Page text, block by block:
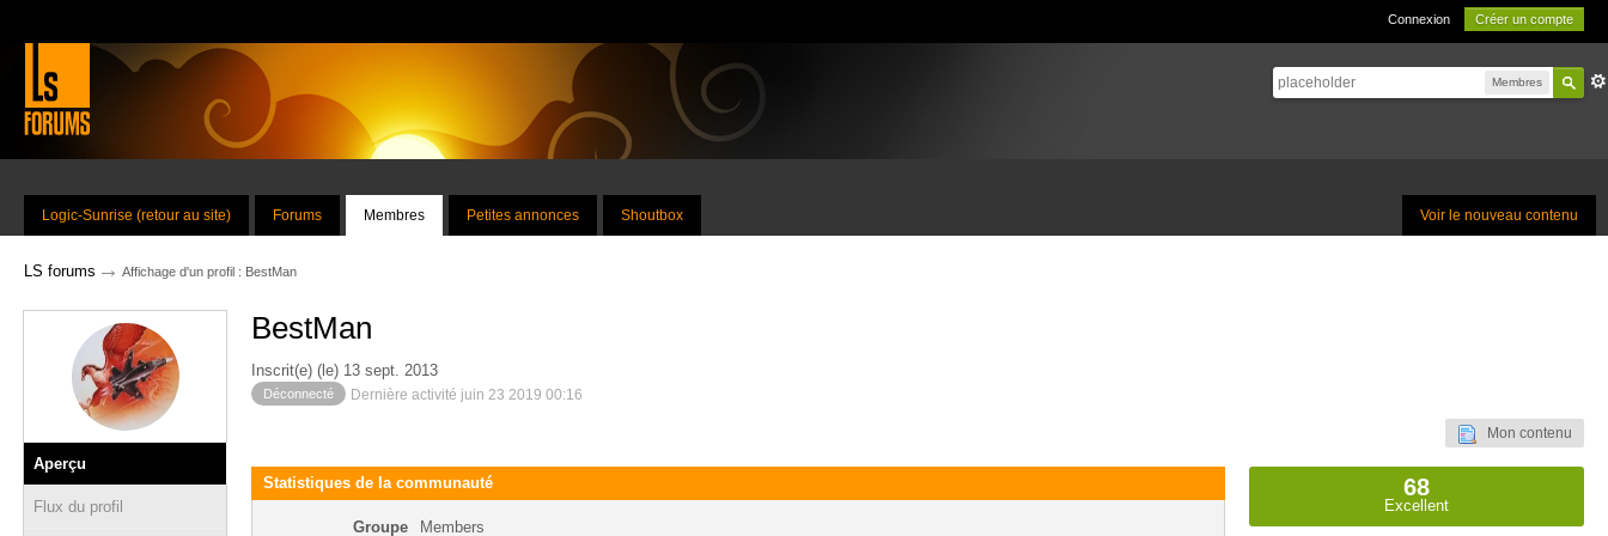
Connexion Créer un compte
Membres
Voir le nouveau contenu
Logic-Sunrise (retour au site) Forums Membres Petites annonces Shoutbox
LS forums → Affichage d'un profil : BestMan
Aperçu
Flux du profil
BestMan
Inscrit(e) (le) 13 sept. 2013
Déconnecté Dernière activité juin 23 2019 00:16
Mon contenu
Statistiques de la communauté
Groupe Members
68
Excellent